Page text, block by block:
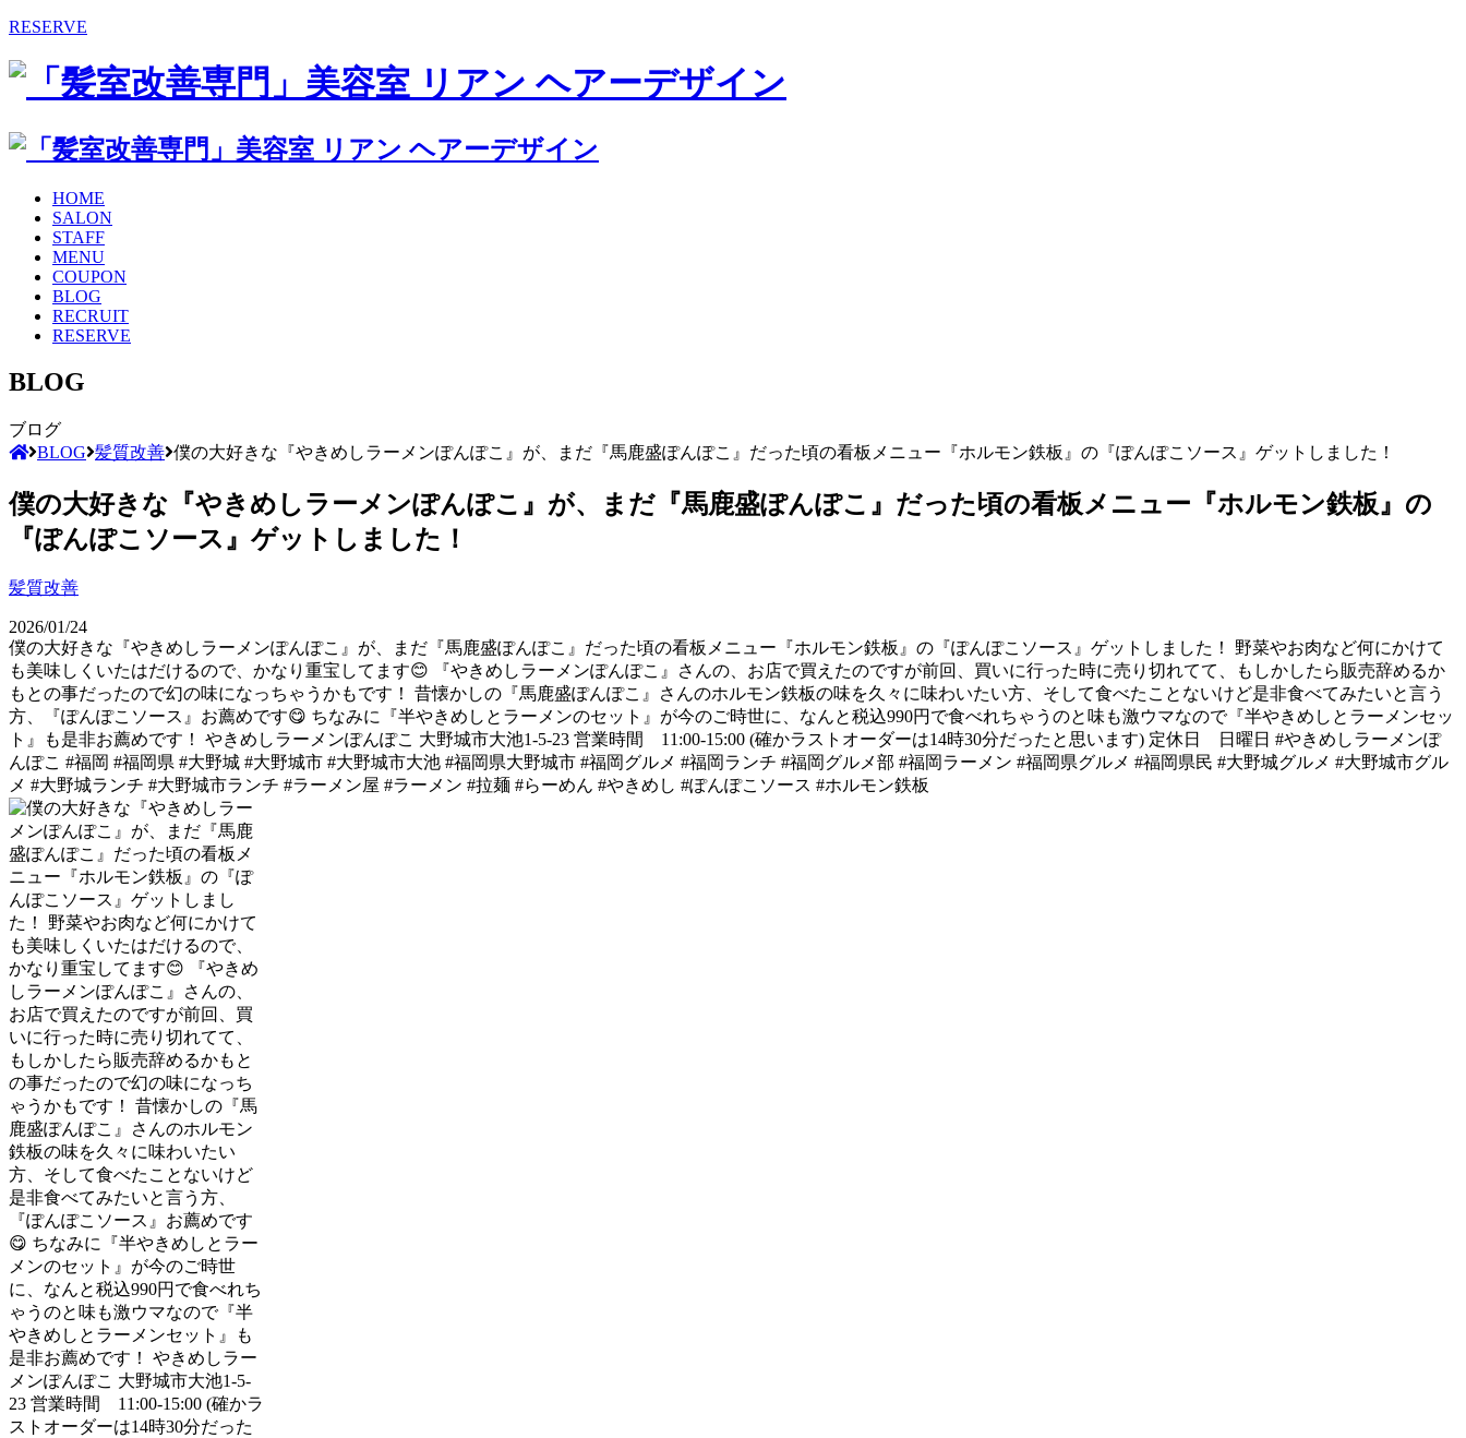
RESERVE
HOME
SALON
STAFF
MENU
COUPON
BLOG
RECRUIT
RESERVE
BLOG
ブログ
BLOG 髪質改善 僕の大好きな『やきめしラーメンぽんぽこ』が、まだ『馬鹿盛ぽんぽこ』だった頃の看板メニュー『ホルモン鉄板』の『ぽんぽこソース』ゲットしました！
僕の大好きな『やきめしラーメンぽんぽこ』が、まだ『馬鹿盛ぽんぽこ』だった頃の看板メニュー『ホルモン鉄板』の
『ぽんぽこソース』ゲットしました！
髪質改善
2026/01/24
僕の大好きな『やきめしラーメンぽんぽこ』が、まだ『馬鹿盛ぽんぽこ』だった頃の看板メニュー『ホルモン鉄板』の『ぽんぽこソース』ゲットしました！ 野菜やお肉など何にかけて
も美味しくいたはだけるので、かなり重宝してます😊 『やきめしラーメンぽんぽこ』さんの、お店で買えたのですが前回、買いに行った時に売り切れてて、もしかしたら販売辞めるか
もとの事だったので幻の味になっちゃうかもです！ 昔懐かしの『馬鹿盛ぽんぽこ』さんのホルモン鉄板の味を久々に味わいたい方、そして食べたことないけど是非食べてみたいと言う
方、『ぽんぽこソース』お薦めです😋 ちなみに『半やきめしとラーメンのセット』が今のご時世に、なんと税込990円で食べれちゃうのと味も激ウマなので『半やきめしとラーメンセッ
ト』も是非お薦めです！ やきめしラーメンぽんぽこ 大野城市大池1-5-23 営業時間 11:00-15:00 (確かラストオーダーは14時30分だったと思います) 定休日 日曜日 #やきめしラーメンぽ
んぽこ #福岡 #福岡県 #大野城 #大野城市 #大野城市大池 #福岡県大野城市 #福岡グルメ #福岡ランチ #福岡グルメ部 #福岡ラーメン #福岡県グルメ #福岡県民 #大野城グルメ #大野城市グル
メ #大野城ランチ #大野城市ランチ #ラーメン屋 #ラーメン #拉麺 #らーめん #やきめし #ぽんぽこソース #ホルモン鉄板